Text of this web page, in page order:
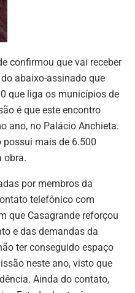
confirmou que vai receber
abaixo-assinado que
que liga os municípios de
é que este encontro
ano, no Palácio Anchieta.
mais de 6.500
obra.
por membros da
telefônico com
que Casagrande reforçou
e das demandas da
ter conseguido espaço
neste ano, visto que
Ainda do contato,